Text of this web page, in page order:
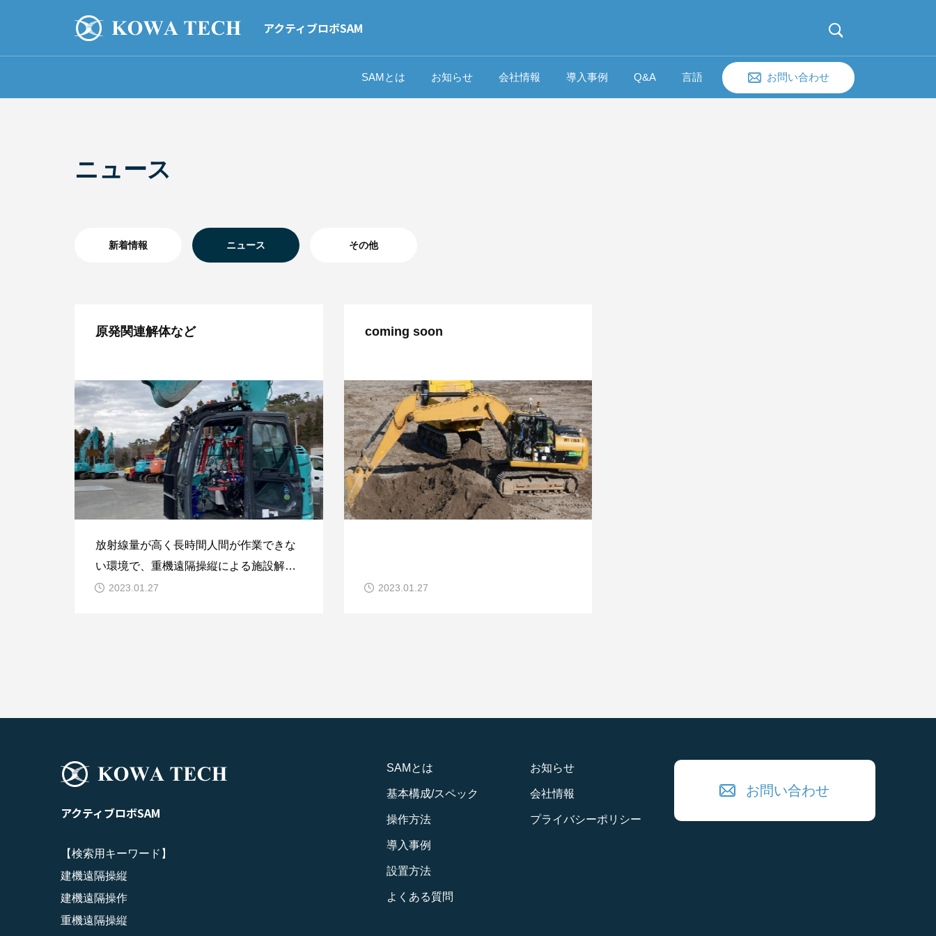
アクティブロボSAM
SAMとは お知らせ 会社情報 導入事例 Q&A 言語 お問い合わせ
ニュース
新着情報 ニュース その他
原発関連解体など
放射線量が高く長時間人間が作業できな
い環境で、重機遠隔操縦による施設解体
等。2023.01.27
coming soon
2023.01.27
SAMとは
基本構成/スペック
操作方法
導入事例
設置方法
よくある質問
お知らせ
会社情報
プライバシーポリシー
お問い合わせ
アクティブロボSAM
【検索用キーワード】
建機遠隔操縦
建機遠隔操作
重機遠隔操縦